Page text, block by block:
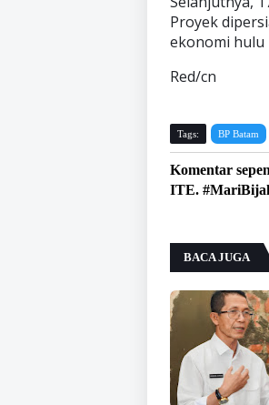
Proyek
ekonomi hulu
Red/cn
Tags: BP Batam
Komentar
ITE.
BACA JUGA